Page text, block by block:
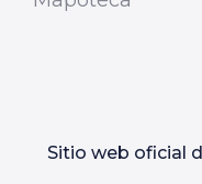
Sitio web oficial